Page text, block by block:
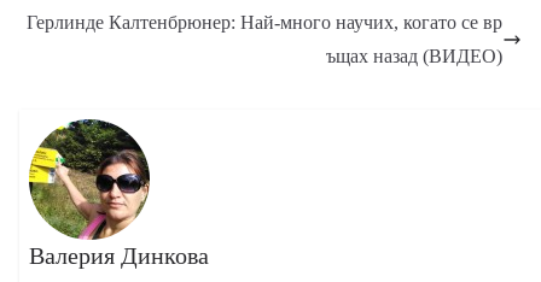
Герлинде Калтенбрюнер: Най-много научих, когато се вр
ъщах назад (ВИДЕО)
Валерия Динкова